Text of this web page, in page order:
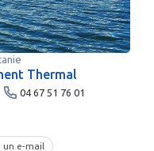
Thermal
04 67 51 76 01
un e-mail